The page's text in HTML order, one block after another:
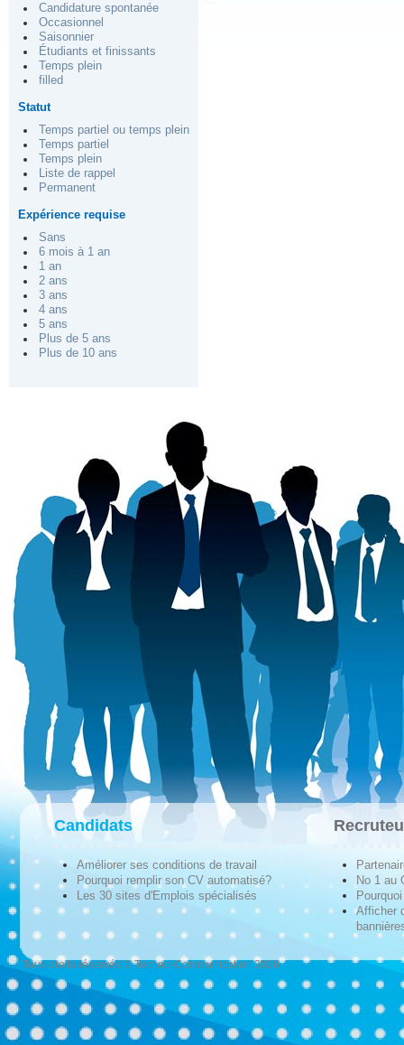
Candidature spontanée
Occasionnel
Saisonnier
Étudiants et finissants
Temps plein
filled
Statut
Temps partiel ou temps plein
Temps partiel
Temps plein
Liste de rappel
Permanent
Expérience requise
Sans
6 mois à 1 an
1 an
2 ans
3 ans
4 ans
5 ans
Plus de 5 ans
Plus de 10 ans
Candidats
Améliorer ses conditions de travail
Pourquoi remplir son CV automatisé?
Les 30 sites d'Emplois spécialisés
No 1 au
Afficher
Tous droits réservés © Techno-Communication 2026